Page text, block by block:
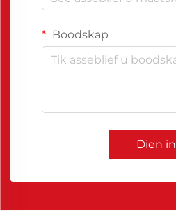
Boodskap
Dien in